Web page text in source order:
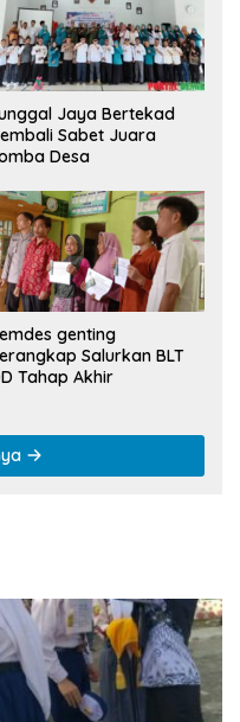
Jaya Bertekad
Sabet Juara
Desa
genting
Salurkan BLT
Tahap Akhir